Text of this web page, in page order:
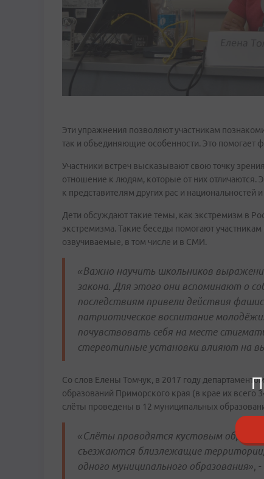
Эти упражнения позволяют участникам
так и объединяющие особенности. Это помогает
Участники встреч высказывают свою точку
отношение к людям, которые от них отличаются.
к представителям других рас и национальностей
Дети обсуждают такие темы, как экстремизм в
экстремизма. Такие беседы помогают
озвучиваемые, в том числе и в СМИ.
«Важно научить школьников
закона. Для этого они вспоминают о
последствиям привели действия
патриотическое воспитание
почувствовать себя на месте
стереотипные установки влияют на
Со слов Елены Томчук, в 2017 году
образований Приморского края (в крае их всего
слёты проведены в 12 муниципальных
«Слёты проводятся кустовым
съезжаются близлежащие
одного муниципального образования» ,